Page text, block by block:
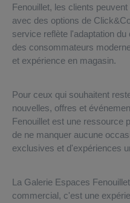
Fenouillet, les clients
avec des options de
service reflète l'adaptation
des consommateurs
et expérience en magasin.
Pour ceux qui souhaitent
nouvelles, offres et
Fenouillet est une ressource
de ne manquer aucune
exclusives et d'expériences
La Galerie Espaces
commercial, c'est une